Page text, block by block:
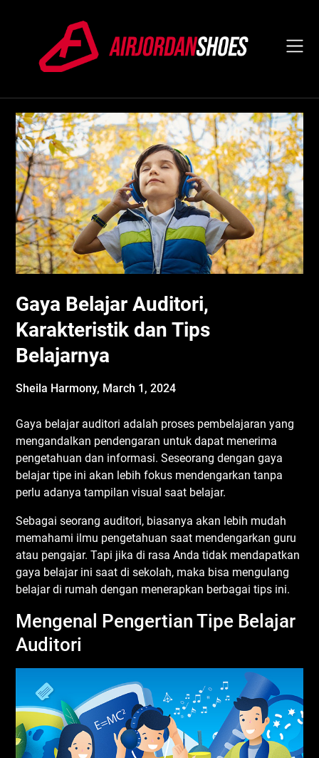
Gaya Belajar Auditori,
Karakteristik dan Tips
Belajarnya
Sheila Harmony, March 1, 2024
Gaya belajar auditori adalah proses pembelajaran yang
mengandalkan pendengaran untuk dapat menerima
pengetahuan dan informasi. Seseorang dengan gaya
belajar tipe ini akan lebih fokus mendengarkan tanpa
perlu adanya tampilan visual saat belajar.
Sebagai seorang auditori, biasanya akan lebih mudah
memahami ilmu pengetahuan saat mendengarkan guru
atau pengajar. Tapi jika di rasa Anda tidak mendapatkan
gaya belajar ini saat di sekolah, maka bisa mengulang
belajar di rumah dengan menerapkan berbagai tips ini.
Mengenal Pengertian Tipe Belajar
Auditori